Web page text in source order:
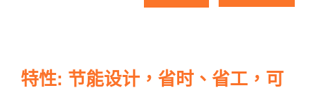
特性: 节能设计，省时、省工，可